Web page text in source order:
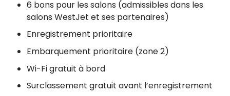
6 bons pour les salons (admissibles dans les
salons WestJet et ses partenaires)
Enregistrement prioritaire
Embarquement prioritaire (zone 2)
Wi-Fi gratuit à bord
Surclassement gratuit avant l’enregistrement